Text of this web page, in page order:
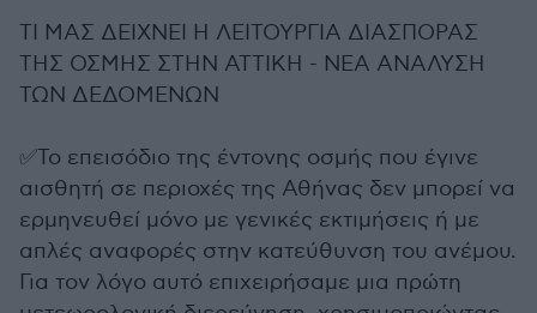
TI ΜΑΣ ΔΕΙΧΝΕΙ Η ΛΕΙΤΟΥΡΓΙΑ ΔΙΑΣΠΟΡΑΣ
ΤΗΣ ΟΣΜΗΣ ΣΤΗΝ ΑΤΤΙΚΗ - ΝΕΑ ΑΝΑΛΥΣΗ
ΤΩΝ ΔΕΔΟΜΕΝΩΝ
✅Το επεισόδιο της έντονης οσμής που έγινε
αισθητή σε περιοχές της Αθήνας δεν μπορεί να
ερμηνευθεί μόνο με γενικές εκτιμήσεις ή με
απλές αναφορές στην κατεύθυνση του ανέμου.
Για τον λόγο αυτό επιχειρήσαμε μια πρώτη